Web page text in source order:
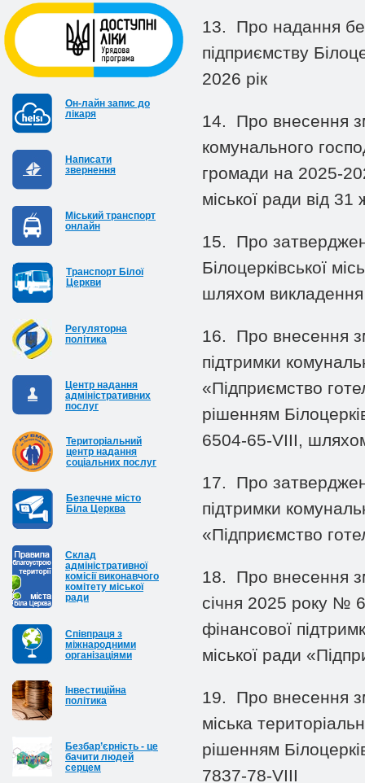
Он-лайн запис до
лікаря
Написати
звернення
Міський транспорт
онлайн
Транспорт Білої
Церкви
Регуляторна
політика
Центр надання
адміністративних
послуг
Територіальний
центр надання
соціальних послуг
Безпечне місто
Біла Церква
Cклад
адміністративної
комісії виконавчого
комітету міської
ради
Співпраця з
міжнародними
організаціями
Інвестиційна
політика
Безбар’єрність - це
бачити людей
серцем
13. Про надання
підприємству
2026 рік
14. Про внесення
комунального
громади на 2025-
міської ради від
15. Про
Білоцерківської
шляхом викладення
16. Про внесення
підтримки
«Підприємство
рішенням
6504-65-VIII, шляхом
17. Про
підтримки
«Підприємство
18. Про внесення
січня 2025 року №
фінансової
міської ради
19. Про внесення
міська
рішенням
7837-78-VIII